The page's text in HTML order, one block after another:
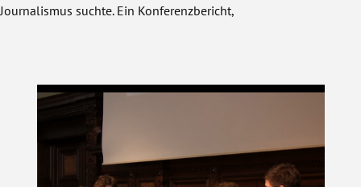
Journalismus suchte. Ein Konferenzbericht,